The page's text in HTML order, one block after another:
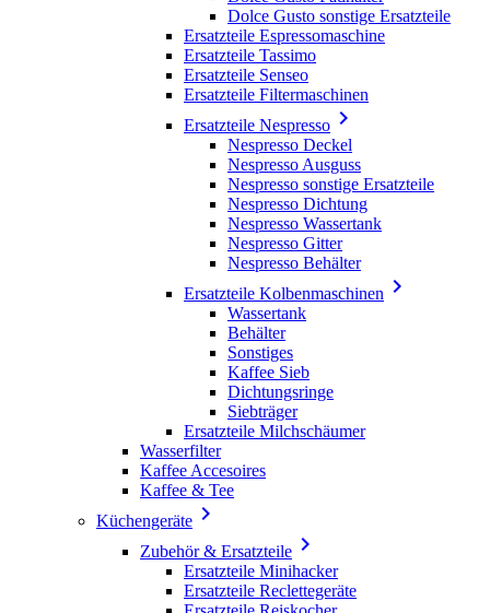
Dolce Gusto sonstige Ersatzteile
Ersatzteile Espressomaschine
Ersatzteile Tassimo
Ersatzteile Senseo
Ersatzteile Filtermaschinen
Ersatzteile Nespresso 
Nespresso Deckel
Nespresso Ausguss
Nespresso sonstige Ersatzteile
Nespresso Dichtung
Nespresso Wassertank
Nespresso Gitter
Nespresso Behälter
Ersatzteile Kolbenmaschinen 
Wassertank
Behälter
Sonstiges
Kaffee Sieb
Dichtungsringe
Siebträger
Ersatzteile Milchschäumer
Wasserfilter
Kaffee Accesoires
Kaffee & Tee
Küchengeräte 
Zubehör & Ersatzteile 
Ersatzteile Minihacker
Ersatzteile Reclettegeräte